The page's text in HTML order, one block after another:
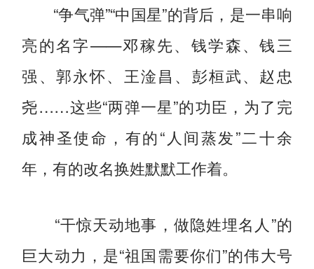
“争气弹”“中国星”的背后，是一串响
亮的名字——邓稼先、钱学森、钱三
强、郭永怀、王淦昌、彭桓武、赵忠
尧……这些“两弹一星”的功臣，为了完
成神圣使命，有的“人间蒸发”二十余
年，有的改名换姓默默工作着。
“干惊天动地事，做隐姓埋名人”的
巨大动力，是“祖国需要你们”的伟大号